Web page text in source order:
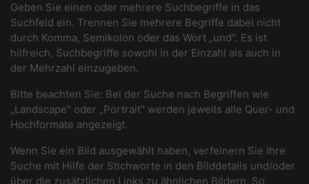
Geben Sie einen oder mehrere Suchbegriffe in das
Suchfeld ein. Trennen Sie mehrere Begriffe dabei nicht
durch Komma, Semikolon oder das Wort „und". Es ist
hilfreich, Suchbegriffe sowohl in der Einzahl als auch in
der Mehrzahl einzugeben.
Bitte beachten Sie: Bei der Suche nach Begriffen wie
„Landscape" oder „Portrait" werden jeweils alle Quer- und
Hochformate angezeigt.
Wenn Sie ein Bild ausgewählt haben, verfeinern Sie Ihre
Suche mit Hilfe der Stichworte in den Bilddetails und/oder
über die zusätzlichen Links zu ähnlichen Bildern. So